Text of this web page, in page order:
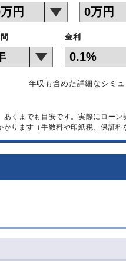
金利
年収も含めた詳細なシミ
くまでも目安です。実際にローン
ります（手数料や印紙税、保証料